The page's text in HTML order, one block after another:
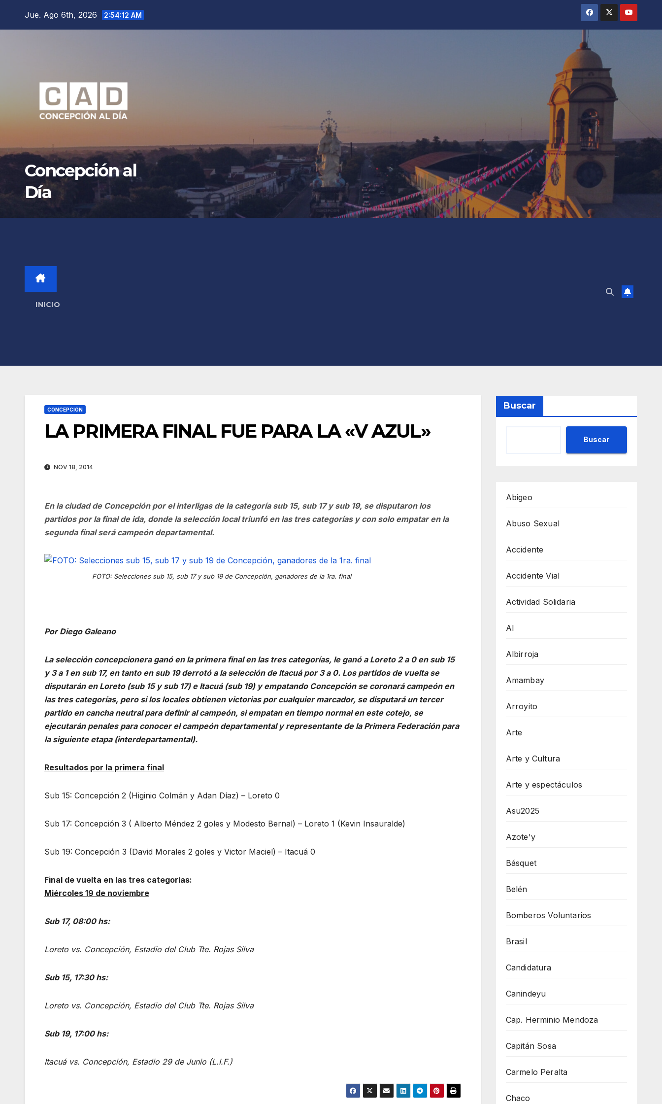
Jue. Ago 6th, 2026 2:54:13 AM
Concepción al
Día
INICIO
CONCEPCIÓN
LA PRIMERA FINAL FUE PARA LA «V AZUL»
NOV 18, 2014
En la ciudad de Concepción por el interligas de la categoría sub 15, sub 17 y sub 19, se disputaron los
partidos por la final de ida, donde la selección local triunfó en las tres categorías y con solo empatar en la
segunda final será campeón departamental.
FOTO: Selecciones sub 15, sub 17 y sub 19 de Concepción, ganadores de la 1ra. final
Por Diego Galeano
La selección concepcionera ganó en la primera final en las tres categorías, le ganó a Loreto 2 a 0 en sub 15
y 3 a 1 en sub 17, en tanto en sub 19 derrotó a la selección de Itacuá por 3 a 0. Los partidos de vuelta se
disputarán en Loreto (sub 15 y sub 17) e Itacuá (sub 19) y empatando Concepción se coronará campeón en
las tres categorías, pero si los locales obtienen victorias por cualquier marcador, se disputará un tercer
partido en cancha neutral para definir al campeón, si empatan en tiempo normal en este cotejo, se
ejecutarán penales para conocer el campeón departamental y representante de la Primera Federación para
la siguiente etapa (interdepartamental).
Resultados por la primera final
Sub 15: Concepción 2 (Higinio Colmán y Adan Díaz) – Loreto 0
Sub 17: Concepción 3 ( Alberto Méndez 2 goles y Modesto Bernal) – Loreto 1 (Kevin Insauralde)
Sub 19: Concepción 3 (David Morales 2 goles y Victor Maciel) – Itacuá 0
Final de vuelta en las tres categorías:
Miércoles 19 de noviembre
Sub 17, 08:00 hs:
Loreto vs. Concepción, Estadio del Club Tte. Rojas Silva
Sub 15, 17:30 hs:
Loreto vs. Concepción, Estadio del Club Tte. Rojas Silva
Sub 19, 17:00 hs:
Itacuá vs. Concepción, Estadio 29 de Junio (L.I.F.)
Buscar
Buscar
Abigeo
Abuso Sexual
Accidente
Accidente Vial
Actividad Solidaria
AI
Albirroja
Amambay
Arroyito
Arte
Arte y Cultura
Arte y espectáculos
Asu2025
Azote'y
Básquet
Belén
Bomberos Voluntarios
Brasil
Candidatura
Canindeyu
Cap. Herminio Mendoza
Capitán Sosa
Carmelo Peralta
Chaco